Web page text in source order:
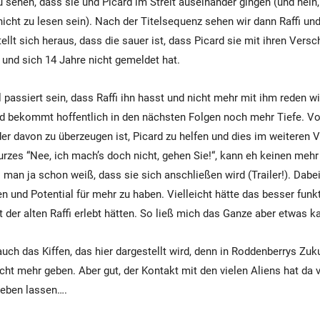
zu lesen sein). Nach der Titelsequenz sehen wir dann Raffi
sich heraus, dass die sauer ist, dass Picard sie mit ihren
sich 14 Jahre nicht gemeldet hat.
sein, dass Raffi ihn hasst und nicht mehr mit ihm reden
bekommt hoffentlich in den nächsten Folgen noch mehr Tiefe.
davon zu überzeugen ist, Picard zu helfen und dies im weiteren
“Nee, ich mach’s doch nicht, gehen Sie!“, kann eh keinen
ja schon weiß, dass sie sich anschließen wird (Trailer!).
und Potential für mehr zu haben. Vielleicht hätte das besser
der alten Raffi erlebt hätten. So ließ mich das Ganze aber etwas
das Kiffen, das hier dargestellt wird, denn in Roddenberrys
mehr geben. Aber gut, der Kontakt mit den vielen Aliens hat da
lassen….